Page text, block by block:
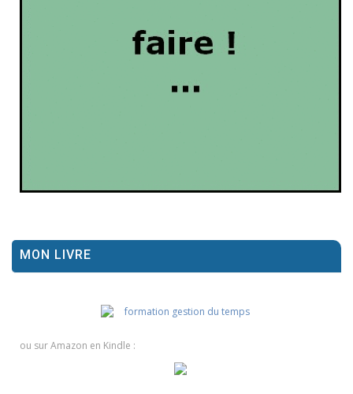
MON LIVRE
ou sur Amazon en Kindle :